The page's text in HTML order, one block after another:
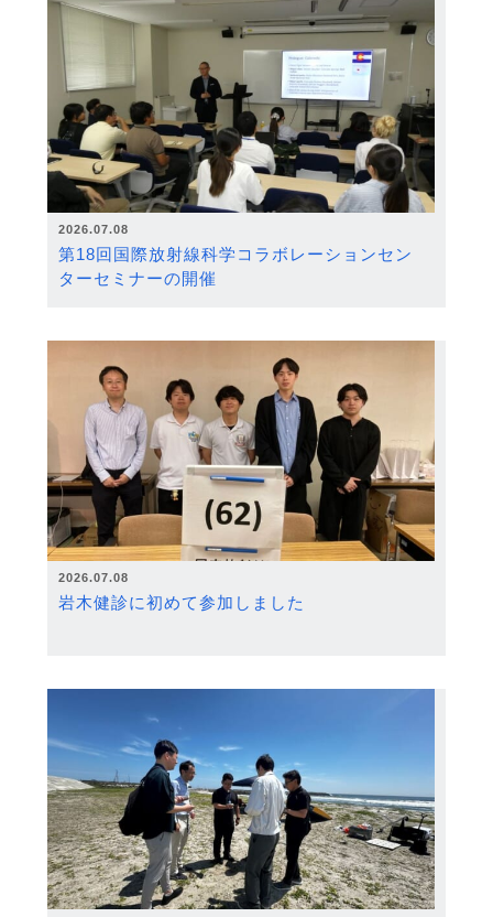
2026.07.08
第18回国際放射線科学コラボレーションセン
ターセミナーの開催
2026.07.08
岩木健診に初めて参加しました